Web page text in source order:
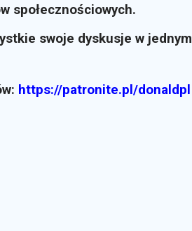
społecznościowych.
swoje dyskusje w jednym
https://patronite.pl/donaldpl